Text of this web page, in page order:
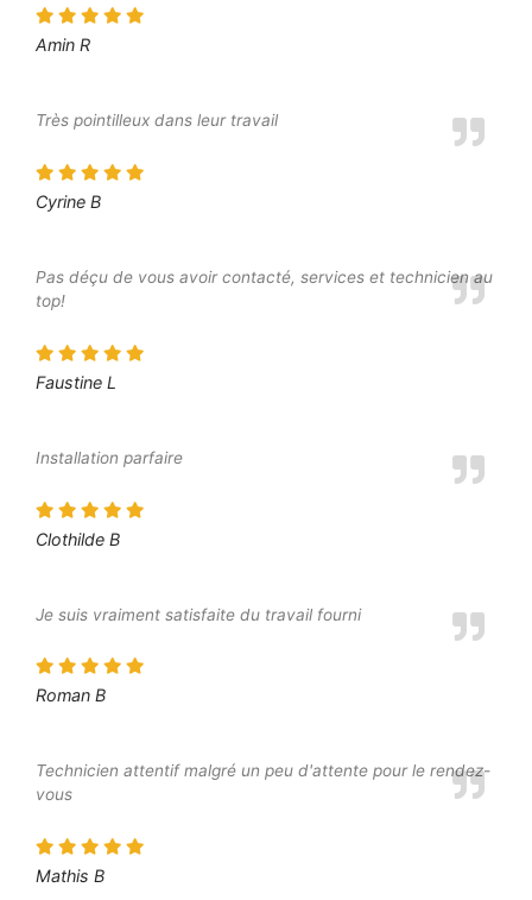
Amin R
Très pointilleux dans leur travail
Cyrine B
Pas déçu de vous avoir contacté, services et technicien au
top!
Faustine L
Installation parfaire
Clothilde B
Je suis vraiment satisfaite du travail fourni
Roman B
Technicien attentif malgré un peu d'attente pour le rendez-
vous
Mathis B